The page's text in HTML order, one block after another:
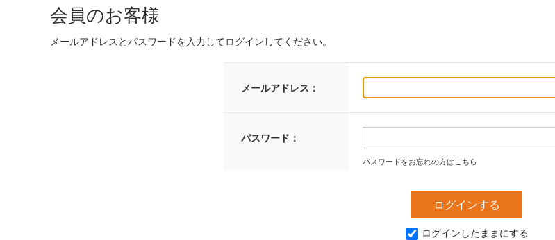
会員のお客様
メールアドレスとパスワードを入力してログインしてください。
メールアドレス：
パスワード：
パスワードをお忘れの方はこちら
ログインしたままにする